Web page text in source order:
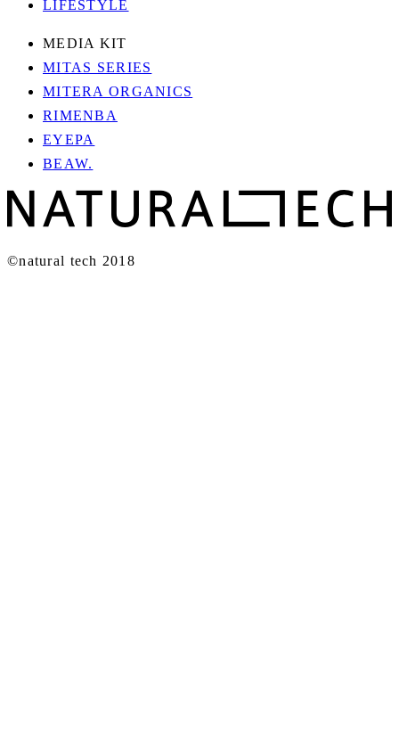
LIFESTYLE
MEDIA KIT
MITAS SERIES
MITERA ORGANICS
RIMENBA
EYEPA
BEAW.
©natural tech 2018